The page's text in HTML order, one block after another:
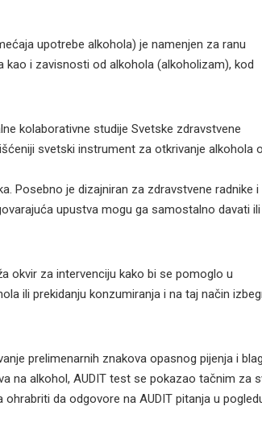
upotrebe alkohola) je namenjen za ranu
kao i zavisnosti od alkohola (alkoholizam), kod
kolaborativne studije Svetske zdravstvene
svetski instrument za otkrivanje alkohola
Posebno je dizajniran za zdravstvene radnike i
upustva mogu ga samostalno davati ili
okvir za intervenciju kako bi se pomoglo u
ili prekidanju konzumiranja i na taj način
prelimenarnih znakova opasnog pijenja i
na alkohol, AUDIT test se pokazao tačnim za
da odgovore na AUDIT pitanja u